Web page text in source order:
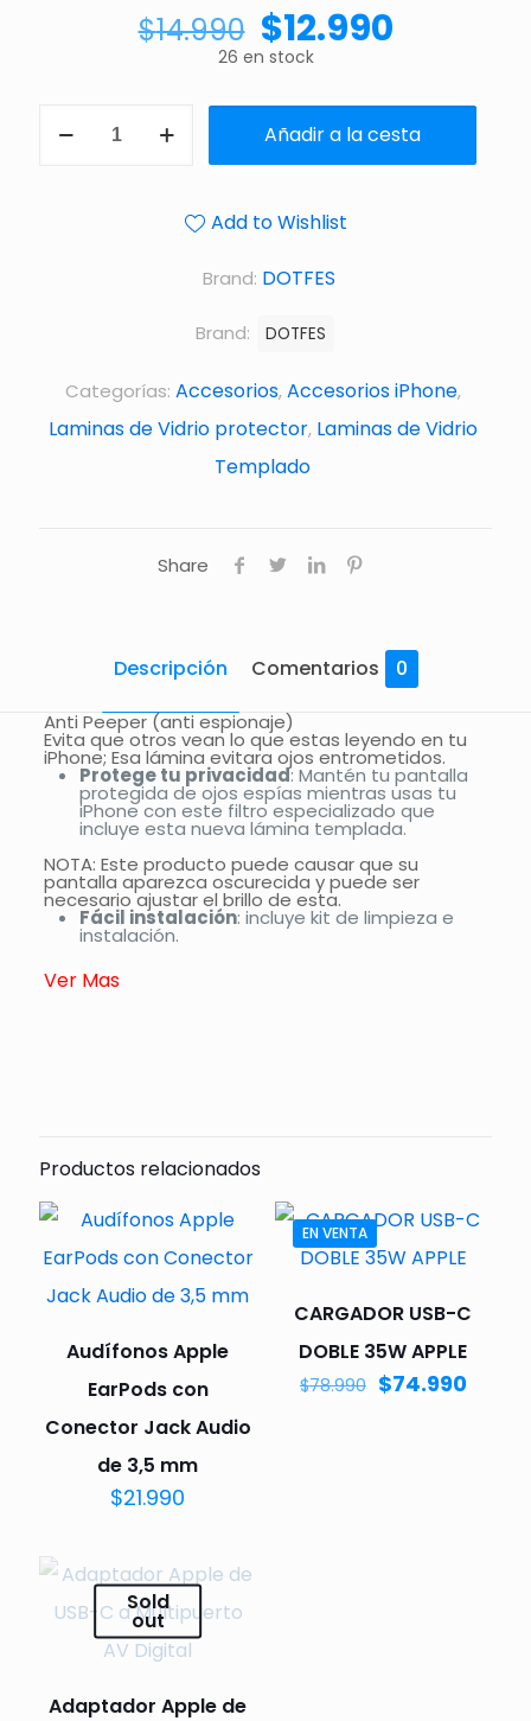
$14.990 $12.990
26 en stock
Añadir a la cesta
Add to Wishlist
Categorías: Accesorios,Accesorios iPhone,
Laminas de Vidrio protector, Laminas de Vidrio
Templado
Brand: DOTFES
Brand: DOTFES
Share
Descripción Comentarios 0
Anti Peeper (anti espionaje)
Evita que otros vean lo que estas leyendo en tu
iPhone; Esa lámina evitara ojos entrometidos.
Protege tu privacidad: Mantén tu pantalla
protegida de ojos espías mientras usas tu
iPhone con este filtro especializado que
incluye esta nueva lámina templada.
NOTA: Este producto puede causar que su
pantalla aparezca oscurecida y puede ser
necesario ajustar el brillo de esta.
Fácil instalación: incluye kit de limpieza e
instalación.
Ver Mas
Productos relacionados
Audífonos Apple
EarPods con
Conector Jack Audio
de 3,5 mm
$21.990
EN VENTA
CARGADOR USB-C
DOBLE 35W APPLE
$78.990 $74.990
Sold
out
Adaptador Apple de